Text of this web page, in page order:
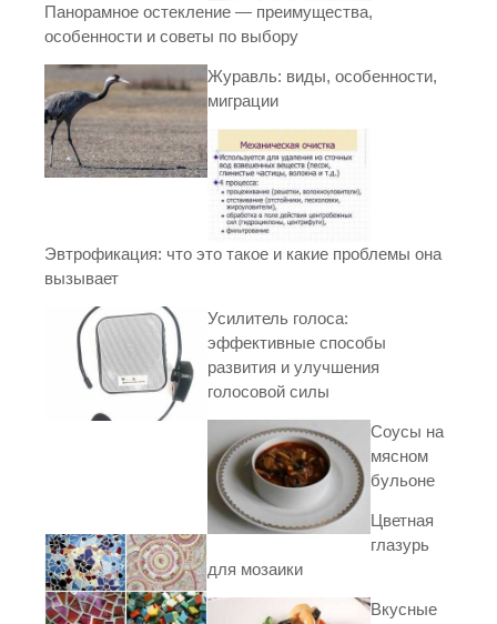
Панорамное остекление — преимущества,
особенности и советы по выбору
Журавль: виды, особенности,
миграции
Эвтрофикация: что это такое и какие проблемы она
вызывает
Усилитель голоса:
эффективные способы
развития и улучшения
голосовой силы
Соусы на
мясном
бульоне
Цветная
глазурь
для мозаики
Вкусные